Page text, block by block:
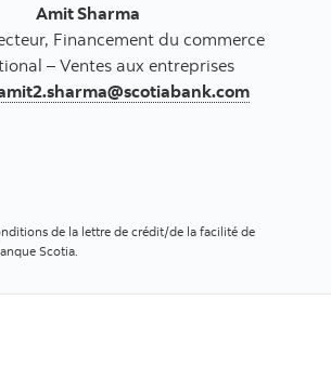
Amit Sharma
Financement du commerce
– Ventes aux entreprises
de la lettre de crédit/de la facilité de
Scotia.